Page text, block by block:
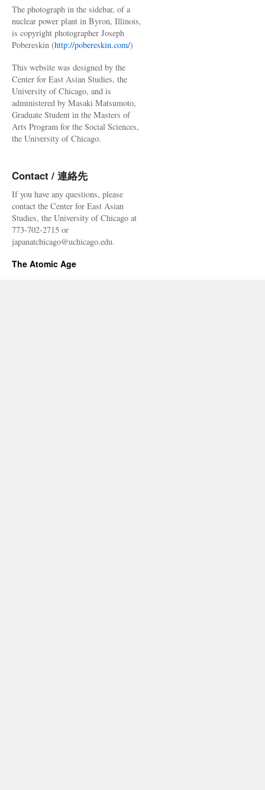
The photograph in the sidebar, of a
nuclear power plant in Byron, Illinois,
is copyright photographer Joseph
Pobereskin (http://pobereskin.com/)
This website was designed by the
Center for East Asian Studies, the
University of Chicago, and is
administered by Masaki Matsumoto,
Graduate Student in the Masters of
Arts Program for the Social Sciences,
the University of Chicago.
Contact / 連絡先
If you have any questions, please
contact the Center for East Asian
Studies, the University of Chicago at
773-702-2715 or
japanatchicago@uchicago.edu.
The Atomic Age